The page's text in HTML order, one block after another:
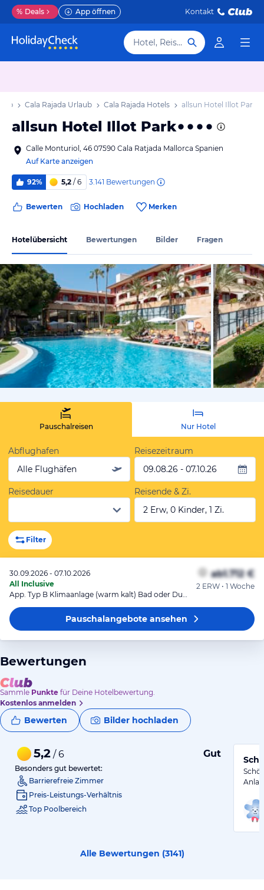
% Deals App öffnen Kontakt
Hotel, Reiseziel
Cala Rajada Urlaub Cala Rajada Hotels allsun Hotel Illot Park
allsun Hotel Illot Park
Calle Monturiol, 46 07590 Cala Ratjada Mallorca Spanien
Auf Karte anzeigen
92% 5,2 / 6 3.141 Bewertungen
Bewerten Hochladen Merken
Hotelübersicht Bewertungen Bilder Fragen
vom
Pauschalreisen Nur Hotel
Abflughafen
Alle Flughäfen
Reisezeitraum
09.08.26 - 07.10.26
Reisedauer
Reisende & Zi.
2 Erw, 0 Kinder, 1 Zi.
Filter
30.09.2026 - 07.10.2026
All Inclusive
App. Typ B Klimaanlage (warm kalt) Bad oder Dusche WC Balkon o. Terrasse
ab1.712 €
2 ERW • 1 Woche
Pauschalangeboteansehen
Bewertungen
Sammle Punkte für Deine Hotelbewertung.
Kostenlos anmelden
Bewerten Bilder hochladen
5,2 / 6 Gut
Besonders gut bewertet:
Barrierefreie Zimmer
Preis-Leistungs-Verhältnis
Top Poolbereich
Alle Bewertungen (3141)